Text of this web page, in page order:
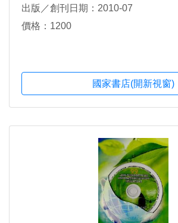
出版／創刊日期：2010-07
價格：1200
國家書店(開新視窗)